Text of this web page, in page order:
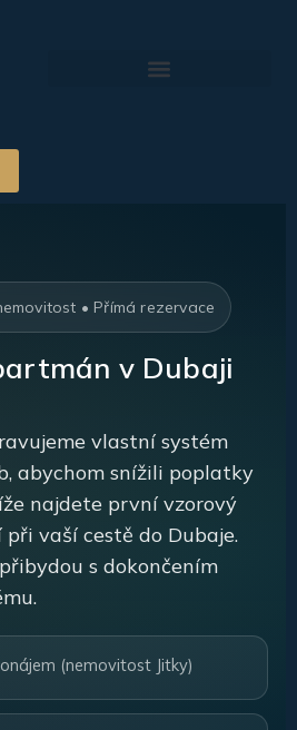
• Přímá rezervace
v Dubaji
vlastní systém
abychom snížili poplatky
najdete první vzorový
vaší cestě do Dubaje.
s dokončením
(nemovitost Jitky)